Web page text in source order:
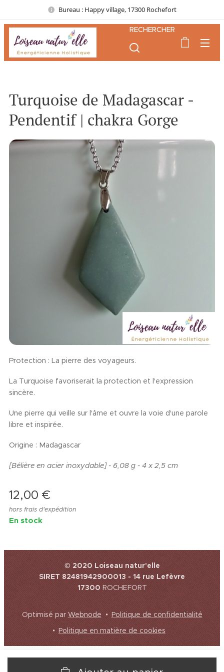
Bureau : Happy village, 17300 Rochefort
RECHERCHER
Turquoise de Madagascar -
Pendentif | chakra Gorge
Protection : La pierre des voyageurs.
La Turquoise favoriserait la protection et l'expression
sincère.
Une pierre qui veille sur l'âme et ouvre la voie d'une parole
libre et inspirée.
Origine : Madagascar
[Bélière en acier inoxydable] - 6,08 g - 4 x 2,5 cm
12,00 €
hors frais d'expédition
En stock
© 2020 Loiseau natur'elle
SIRET 82481942900013 - 14 rue Lefèvre
17300ROCHEFORT
Optimisé parWebnode
Politique de confidentialité
Politique en matière de cookies